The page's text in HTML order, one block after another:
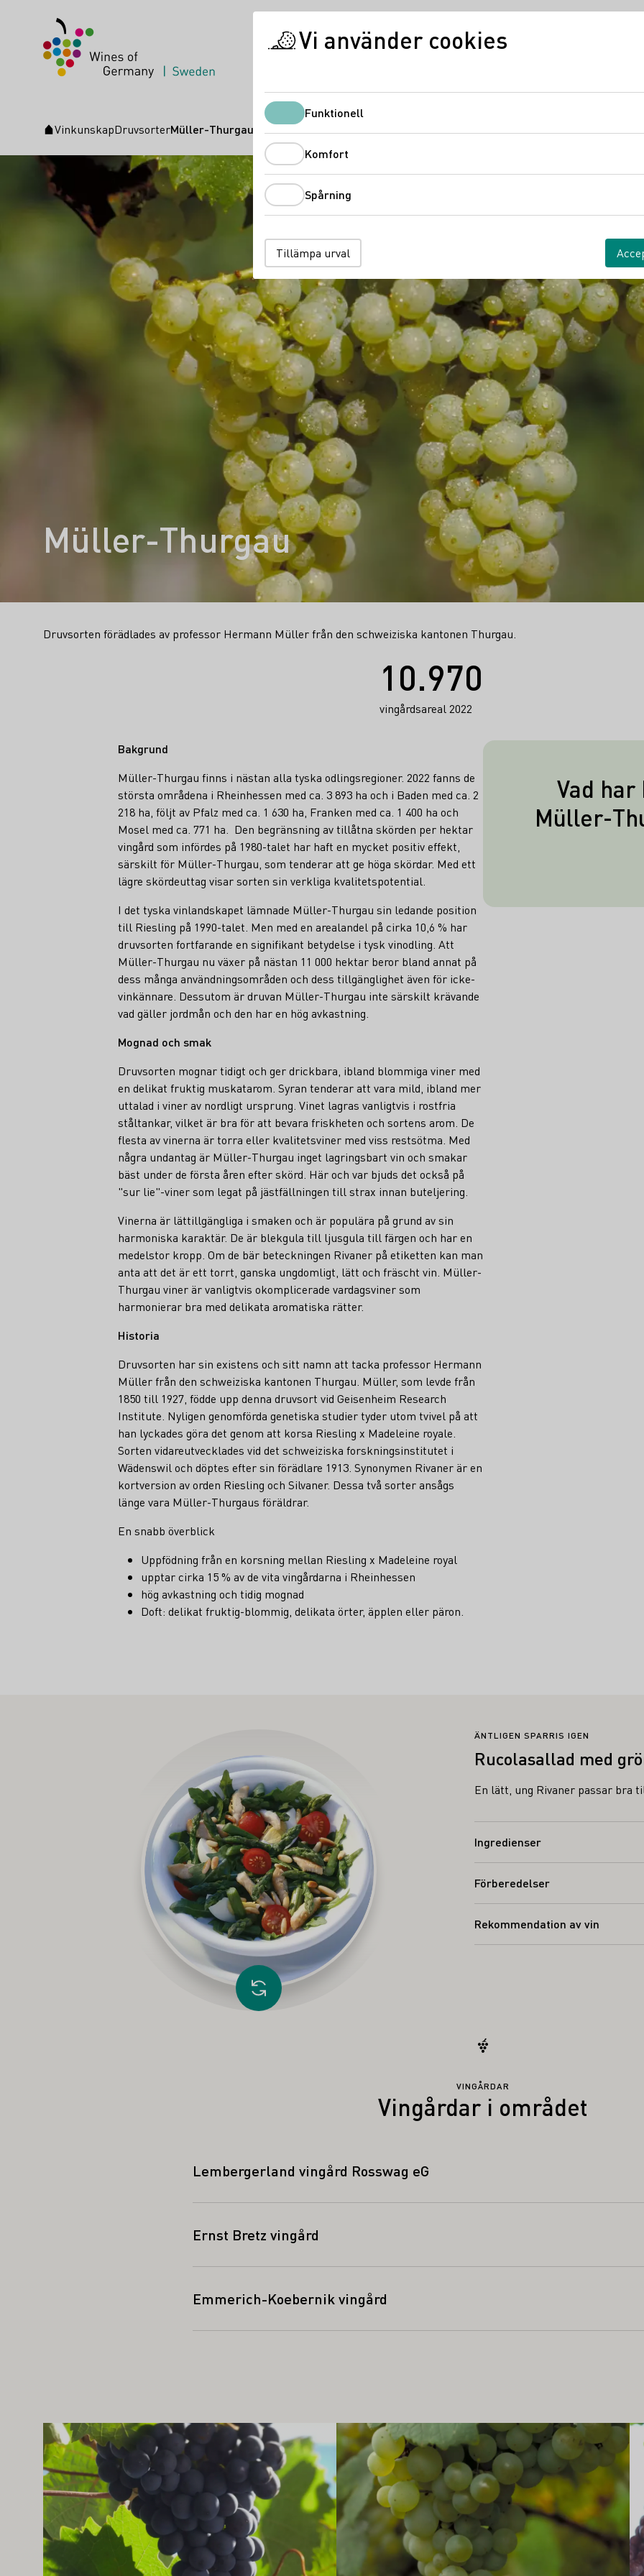
Startsida
VinkunskapDruvsorterMüller-Thurgau
Müller-Thurgau
Druvsorten förädlades av professor Hermann Müller från den schweiziska kantonen Thurgau.
10.970
vingårdsareal 2022
Bakgrund
Müller-Thurgau finns i nästan alla tyska odlingsregioner. 2022 fanns de
största områdena i Rheinhessen med ca. 3 893 ha och i Baden med ca. 2
218 ha, följt av Pfalz med ca. 1 630 ha, Franken med ca. 1 400 ha och
Mosel med ca. 771 ha. Den begränsning av tillåtna skörden per hektar
vingård som infördes på 1980-talet har haft en mycket positiv effekt,
särskilt för Müller-Thurgau, som tenderar att ge höga skördar. Med ett
lägre skördeuttag visar sorten sin verkliga kvalitetspotential.
I det tyska vinlandskapet lämnade Müller-Thurgau sin ledande position
till Riesling på 1990-talet. Men med en arealandel på cirka 10,6 % har
druvsorten fortfarande en signifikant betydelse i tysk vinodling. Att
Müller-Thurgau nu växer på nästan 11 000 hektar beror bland annat på
dess många användningsområden och dess tillgänglighet även för icke-
vinkännare. Dessutom är druvan Müller-Thurgau inte särskilt krävande
vad gäller jordmån och den har en hög avkastning.
Mognad och smak
Druvsorten mognar tidigt och ger drickbara, ibland blommiga viner med
en delikat fruktig muskatarom. Syran tenderar att vara mild, ibland mer
uttalad i viner av nordligt ursprung. Vinet lagras vanligtvis i rostfria
ståltankar, vilket är bra för att bevara friskheten och sortens arom. De
flesta av vinerna är torra eller kvalitetsviner med viss restsötma. Med
några undantag är Müller-Thurgau inget lagringsbart vin och smakar
bäst under de första åren efter skörd. Här och var bjuds det också på
"sur lie"-viner som legat på jästfällningen till strax innan buteljering.
Vinerna är lättillgängliga i smaken och är populära på grund av sin
harmoniska karaktär. De är blekgula till ljusgula till färgen och har en
medelstor kropp. Om de bär beteckningen Rivaner på etiketten kan man
anta att det är ett torrt, ganska ungdomligt, lätt och fräscht vin. Müller-
Thurgau viner är vanligtvis okomplicerade vardagsviner som
harmonierar bra med delikata aromatiska rätter.
Historia
Druvsorten har sin existens och sitt namn att tacka professor Hermann
Müller från den schweiziska kantonen Thurgau. Müller, som levde från
1850 till 1927, födde upp denna druvsort vid Geisenheim Research
Institute. Nyligen genomförda genetiska studier tyder utom tvivel på att
han lyckades göra det genom att korsa Riesling x Madeleine royale.
Sorten vidareutvecklades vid det schweiziska forskningsinstitutet i
Wädenswil och döptes efter sin förädlare 1913. Synonymen Rivaner är en
kortversion av orden Riesling och Silvaner. Dessa två sorter ansågs
länge vara Müller-Thurgaus föräldrar.
En snabb överblick
Uppfödning från en korsning mellan Riesling x Madeleine royal
upptar cirka 15 % av de vita vingårdarna i Rheinhessen
hög avkastning och tidig mognad
Doft: delikat fruktig-blommig, delikata örter, äpplen eller päron.
Vad
Müller-
Namnet
Riesling och
betraktades
Thurgau.
ÄNTLIGEN SPARRIS IGEN
Rucolasallad med
En lätt, ung Rivaner passar bra
Ingredienser
Förberedelser
Rekommendation av vin
Ladda annat recept
VINGÅRDAR
Vingårdar i området
Lembergerland vingård Rosswag eG
Ernst Bretz vingård
Emmerich-Koebernik vingård
OCKSÅ INTRESSERA DIG
Läs mer om detta Läs mer om detta
Vi använder cookies
FunktionellFunktionell
Komfort
Spårning
Tillämpa urval